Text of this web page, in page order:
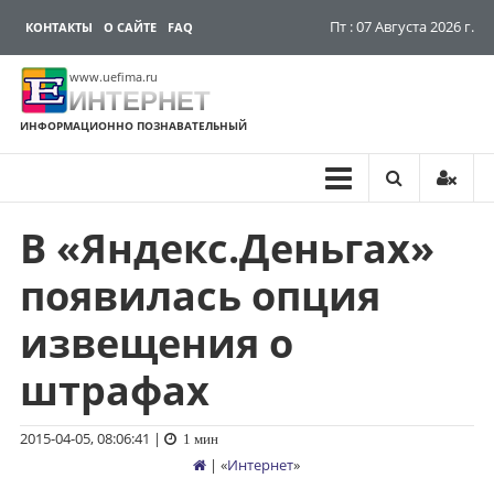
КОНТАКТЫ О САЙТЕ FAQ Пт : 07 Августа 2026 г.
www.uefima.ru
ИНТЕРНЕТ
ИНФОРМАЦИОННО ПОЗНАВАТЕЛЬНЫЙ
Перейти
содержимому
В «Яндекс.Деньгах»
появилась опция
извещения о
штрафах
2015-04-05, 08:06:41 | 1 мин
| «Интернет»